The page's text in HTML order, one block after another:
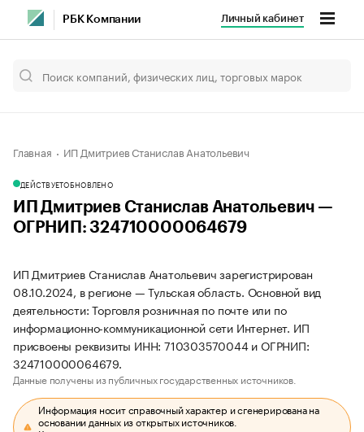
РБК Компании Личный кабинет
Главная ИП Дмитриев Станислав Анатольевич
ДЕЙСТВУЕТОБНОВЛЕНО
ИП Дмитриев Станислав Анатольевич —
ОГРНИП: 324710000064679
ИП Дмитриев Станислав Анатольевич зарегистрирован
08.10.2024, в регионе — Тульская область. Основной вид
деятельности: Торговля розничная по почте или по
информационно-коммуникационной сети Интернет. ИП
присвоены реквизиты ИНН: 710303570044 и ОГРНИП:
324710000064679.
Данные получены из публичных государственных источников.
Информация носит справочный характер и сгенерирована на
основании данных из открытых источников.